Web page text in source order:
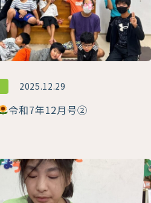
2025.12.29
令和7年12月号②